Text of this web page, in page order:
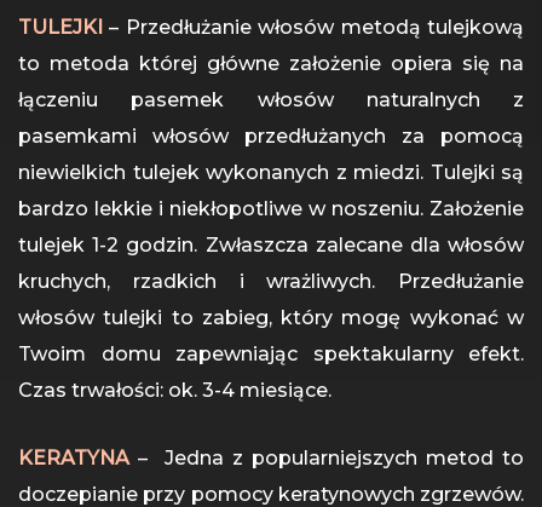
TULEJKI– Przedłużanie włosów metodą tulejkową
to metoda której główne założenie opiera się na
łączeniu pasemek włosów naturalnych z
pasemkami włosów przedłużanych za pomocą
niewielkich tulejek wykonanych z miedzi. Tulejki są
bardzo lekkie i niekłopotliwe w noszeniu. Założenie
tulejek 1-2 godzin. Zwłaszcza zalecane dla włosów
kruchych, rzadkich i wrażliwych. Przedłużanie
włosów tulejki to zabieg, który mogę wykonać w
Twoim domu zapewniając spektakularny efekt.
Czas trwałości: ok. 3-4 miesiące.
KERATYNA – Jedna z popularniejszych metod to
doczepianie przy pomocy keratynowych zgrzewów.